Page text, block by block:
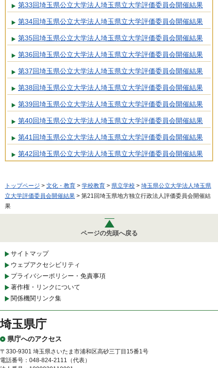
第33回埼玉県公立大学法人埼玉県立大学評価委員会開催結果
第34回埼玉県公立大学法人埼玉県立大学評価委員会開催結果
第35回埼玉県公立大学法人埼玉県立大学評価委員会開催結果
第36回埼玉県公立大学法人埼玉県立大学評価委員会開催結果
第37回埼玉県公立大学法人埼玉県立大学評価委員会開催結果
第38回埼玉県公立大学法人埼玉県立大学評価委員会開催結果
第39回埼玉県公立大学法人埼玉県立大学評価委員会開催結果
第40回埼玉県公立大学法人埼玉県立大学評価委員会開催結果
第41回埼玉県公立大学法人埼玉県立大学評価委員会開催結果
第42回埼玉県公立大学法人埼玉県立大学評価委員会開催結果
トップページ > 文化・教育 > 学校教育 > 県立学校 > 埼玉県公立大学法人埼玉県
立大学評価委員会開催結果 > 第21回埼玉県地方独立行政法人評価委員会開催結
果
ページの先頭へ戻る
サイトマップ
ウェブアクセシビリティ
プライバシーポリシー・免責事項
著作権・リンクについて
関係機関リンク集
埼玉県庁
県庁へのアクセス
〒330-9301 埼玉県さいたま市浦和区高砂三丁目15番1号
電話番号：048-824-2111（代表）